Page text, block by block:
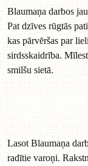
Blaumaņa darbos
Pat dzīves rūgtās
kas pārvēršas par
sirdsskaidrība.
smilšu sietā.
Lasot Blaumaņa
radītie varoņi.